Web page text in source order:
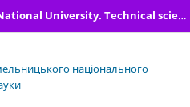
Herald of Khmelnytskyi National University. Technical sciences
національного